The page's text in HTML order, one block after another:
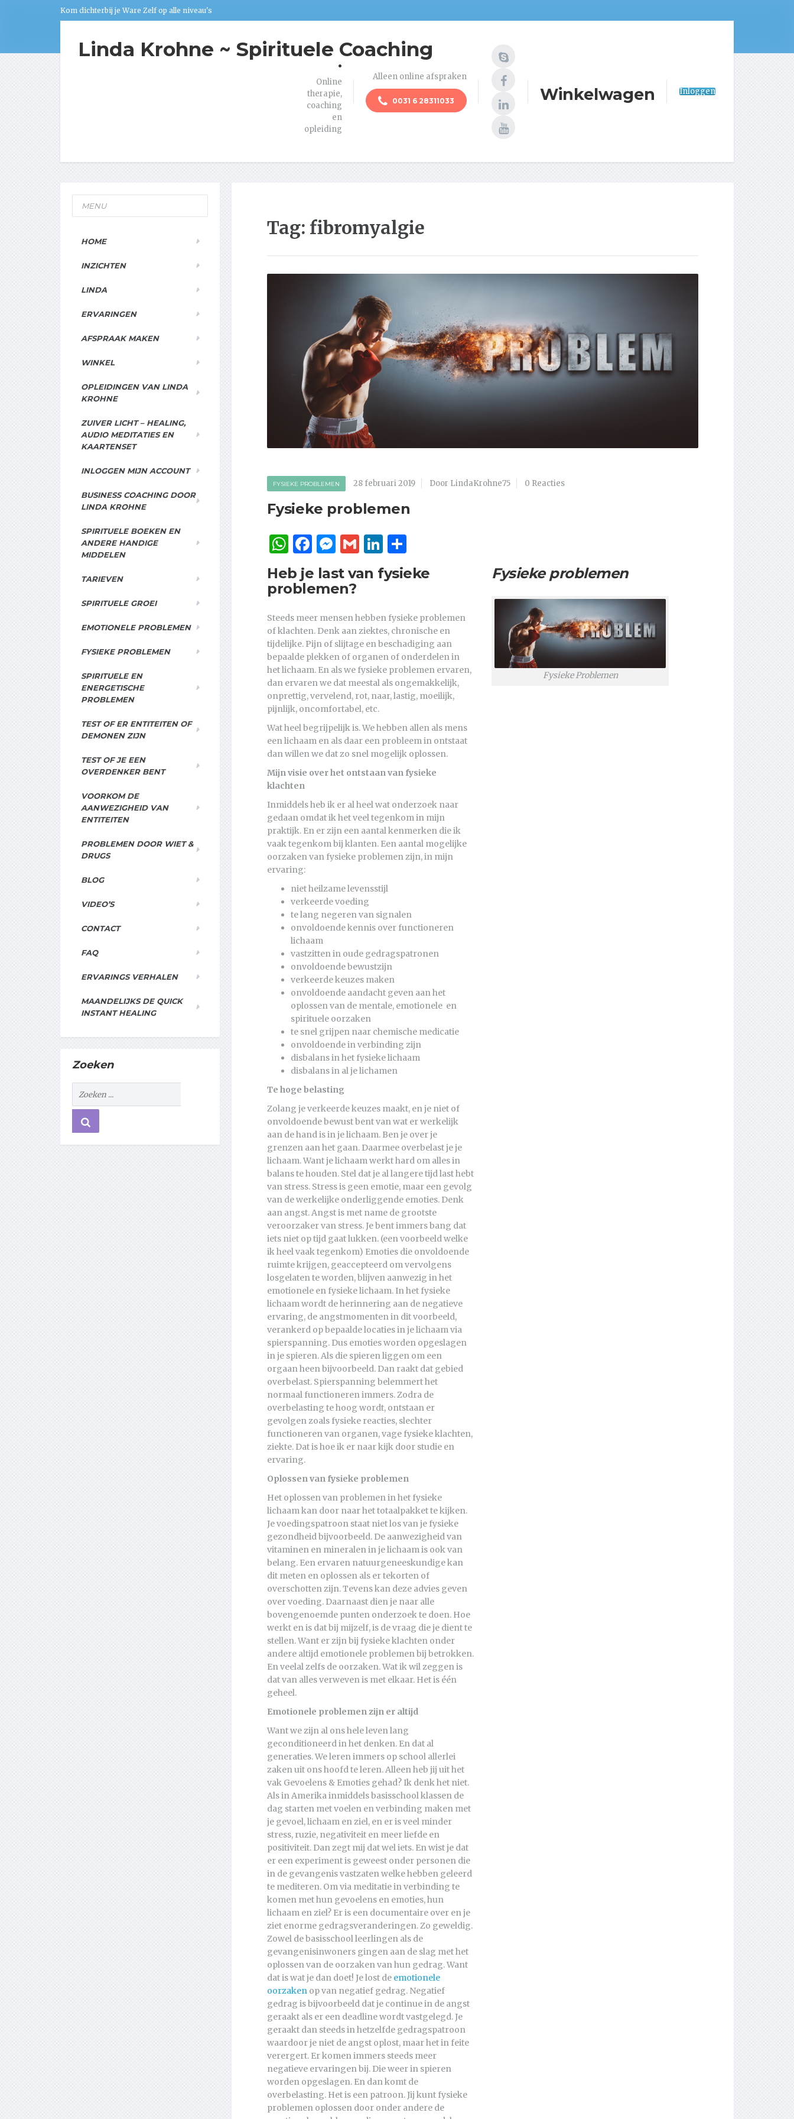
Kom dichterbij je Ware Zelf op alle niveau's
Linda Krohne ~ Spirituele Coaching
.
Online
therapie,
coaching
en
opleiding
Alleen online afspraken
0031 6 28311033 Winkelwagen Inloggen
Tag: fibromyalgie
FYSIEKE PROBLEMEN 28 februari 2019 Door LindaKrohne75 0 Reacties
Fysieke problemen
WhatsApp
Facebook
Messenger
GmailLinkedIn
Heb je last van fysieke
problemen?
Steeds meer mensen hebben fysieke problemen
of klachten. Denk aan ziektes, chronische en
tijdelijke. Pijn of slijtage en beschadiging aan
bepaalde plekken of organen of onderdelen in
het lichaam. En als we fysieke problemen ervaren,
dan ervaren we dat meestal als ongemakkelijk,
onprettig, vervelend, rot, naar, lastig, moeilijk,
pijnlijk, oncomfortabel, etc.
Wat heel begrijpelijk is. We hebben allen als mens
een lichaam en als daar een probleem in ontstaat
dan willen we dat zo snel mogelijk oplossen.
Mijn visie over het ontstaan van fysieke
klachten
Inmiddels heb ik er al heel wat onderzoek naar
gedaan omdat ik het veel tegenkom in mijn
praktijk. En er zijn een aantal kenmerken die ik
vaak tegenkom bij klanten. Een aantal mogelijke
oorzaken van fysieke problemen zijn, in mijn
ervaring:
niet heilzame levensstijl
verkeerde voeding
te lang negeren van signalen
onvoldoende kennis over functioneren
lichaam
vastzitten in oude gedragspatronen
onvoldoende bewustzijn
verkeerde keuzes maken
onvoldoende aandacht geven aan het
oplossen van de mentale, emotionele en
spirituele oorzaken
te snel grijpen naar chemische medicatie
onvoldoende in verbinding zijn
disbalans in het fysieke lichaam
disbalans in al je lichamen
Te hoge belasting
Zolang je verkeerde keuzes maakt, en je niet of
onvoldoende bewust bent van wat er werkelijk
aan de hand is in je lichaam. Ben je over je
grenzen aan het gaan. Daarmee overbelast je je
lichaam. Want je lichaam werkt hard om alles in
balans te houden. Stel dat je al langere tijd last hebt
van stress. Stress is geen emotie, maar een gevolg
van de werkelijke onderliggende emoties. Denk
aan angst. Angst is met name de grootste
veroorzaker van stress. Je bent immers bang dat
iets niet op tijd gaat lukken. (een voorbeeld welke
ik heel vaak tegenkom) Emoties die onvoldoende
ruimte krijgen, geaccepteerd om vervolgens
losgelaten te worden, blijven aanwezig in het
emotionele en fysieke lichaam. In het fysieke
lichaam wordt de herinnering aan de negatieve
ervaring, de angstmomenten in dit voorbeeld,
verankerd op bepaalde locaties in je lichaam via
spierspanning. Dus emoties worden opgeslagen
in je spieren. Als die spieren liggen om een
orgaan heen bijvoorbeeld. Dan raakt dat gebied
overbelast. Spierspanning belemmert het
normaal functioneren immers. Zodra de
overbelasting te hoog wordt, ontstaan er
gevolgen zoals fysieke reacties, slechter
functioneren van organen, vage fysieke klachten,
ziekte. Dat is hoe ik er naar kijk door studie en
ervaring.
Oplossen van fysieke problemen
Het oplossen van problemen in het fysieke
lichaam kan door naar het totaalpakket te kijken.
Je voedingspatroon staat niet los van je fysieke
gezondheid bijvoorbeeld. De aanwezigheid van
vitaminen en mineralen in je lichaam is ook van
belang. Een ervaren natuurgeneeskundige kan
dit meten en oplossen als er tekorten of
overschotten zijn. Tevens kan deze advies geven
over voeding. Daarnaast dien je naar alle
bovengenoemde punten onderzoek te doen. Hoe
werkt en is dat bij mijzelf, is de vraag die je dient te
stellen. Want er zijn bij fysieke klachten onder
andere altijd emotionele problemen bij betrokken.
En veelal zelfs de oorzaken. Wat ik wil zeggen is
dat van alles verweven is met elkaar. Het is één
geheel.
Emotionele problemen zijn er altijd
Want we zijn al ons hele leven lang
geconditioneerd in het denken. En dat al
generaties. We leren immers op school allerlei
zaken uit ons hoofd te leren. Alleen heb jij uit het
vak Gevoelens & Emoties gehad? Ik denk het niet.
Als in Amerika inmiddels basisschool klassen de
dag starten met voelen en verbinding maken met
je gevoel, lichaam en ziel, en er is veel minder
stress, ruzie, negativiteit en meer liefde en
positiviteit. Dan zegt mij dat wel iets. En wist je dat
er een experiment is geweest onder personen die
in de gevangenis vastzaten welke hebben geleerd
te mediteren. Om via meditatie in verbinding te
komen met hun gevoelens en emoties, hun
lichaam en ziel? Er is een documentaire over en je
ziet enorme gedragsveranderingen. Zo geweldig.
Zowel de basisschool leerlingen als de
gevangenisinwoners gingen aan de slag met het
oplossen van de oorzaken van hun gedrag. Want
dat is wat je dan doet! Je lost de emotionele
oorzaken op van negatief gedrag. Negatief
gedrag is bijvoorbeeld dat je continue in de angst
geraakt als er een deadline wordt vastgelegd. Je
geraakt dan steeds in hetzelfde gedragspatroon
waardoor je niet de angst oplost, maar het in feite
verergert. Er komen immers steeds meer
negatieve ervaringen bij. Die weer in spieren
worden opgeslagen. En dan komt de
overbelasting. Het is een patroon. Jij kunt fysieke
problemen oplossen door onder andere de
Fysieke problemen
Fysieke Problemen
MENU
HOME
INZICHTEN
LINDA
ERVARINGEN
AFSPRAAK MAKEN
WINKEL
OPLEIDINGEN VAN LINDA
KROHNE
ZUIVER LICHT – HEALING,
AUDIO MEDITATIES EN
KAARTENSET
INLOGGEN MIJN ACCOUNT
BUSINESS COACHING DOOR
LINDA KROHNE
SPIRITUELE BOEKEN EN
ANDERE HANDIGE
MIDDELEN
TARIEVEN
SPIRITUELE GROEI
EMOTIONELE PROBLEMEN
FYSIEKE PROBLEMEN
SPIRITUELE EN
ENERGETISCHE
PROBLEMEN
TEST OF ER ENTITEITEN OF
DEMONEN ZIJN
TEST OF JE EEN
OVERDENKER BENT
VOORKOM DE
AANWEZIGHEID VAN
ENTITEITEN
PROBLEMEN DOOR WIET &
DRUGS
BLOG
VIDEO’S
CONTACT
FAQ
ERVARINGS VERHALEN
MAANDELIJKS DE QUICK
INSTANT HEALING
Zoeken